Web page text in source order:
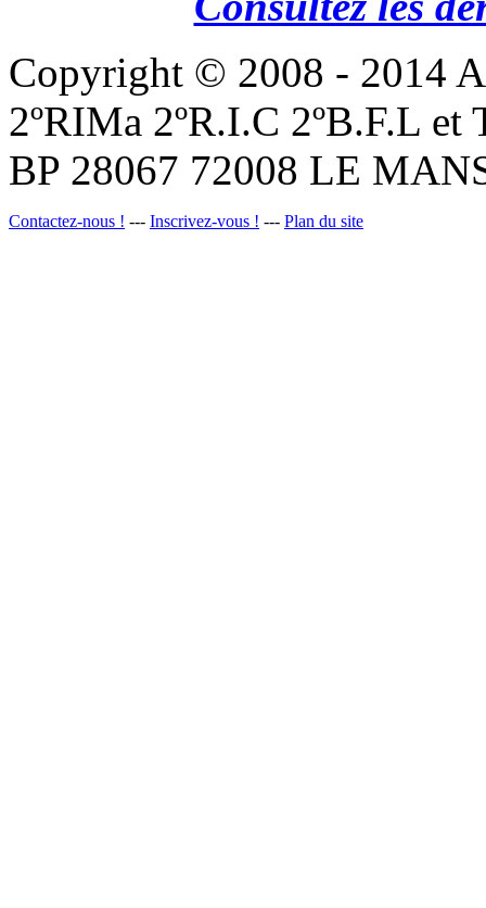
Copyright © 2008 - 2014
2ºRIMa 2ºR.I.C 2ºB.F.L
BP 28067 72008 LE
Contactez-nous ! --- Inscrivez-vous ! --- Plan du site